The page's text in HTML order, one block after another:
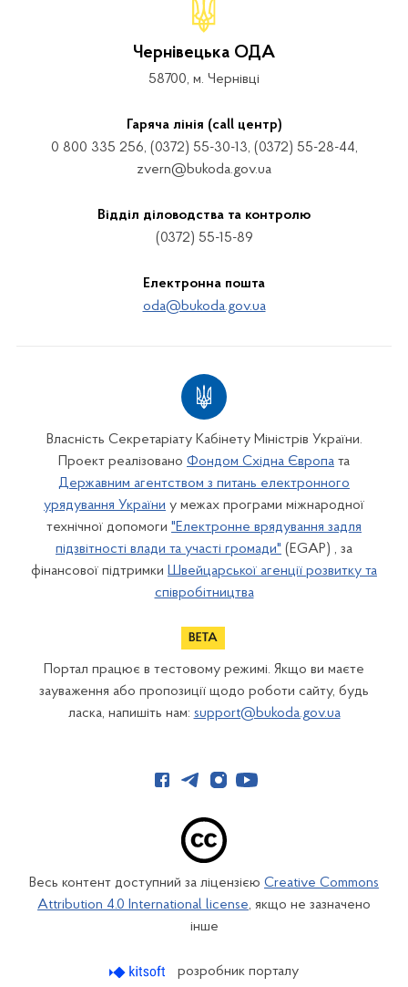
Чернівецька ОДА
58700, м. Чернівці
Гаряча лінія (call центр)
0 800 335 256, (0372) 55-30-13, (0372) 55-28-44,
zvern@bukoda.gov.ua
Відділ діловодства та контролю
(0372) 55-15-89
Електронна пошта
oda@bukoda.gov.ua
Власність Секретаріату Кабінету Міністрів України.
Проект реалізовано Фондом Східна Європа та
Державним агентством з питань електронного
урядування України у межах програми міжнародної
технічної допомоги "Електронне врядування задля
підзвітності влади та участі громади" (EGAP) , за
фінансової підтримки Швейцарської агенції розвитку та
співробітництва
Портал працює в тестовому режимі. Якщо ви маєте
зауваження або пропозиції щодо роботи сайту, будь
ласка, напишіть нам: support@bukoda.gov.ua
Весь контент доступний за ліцензією Creative Commons
Attribution 4.0 International license, якщо не зазначено
інше
розробник порталу